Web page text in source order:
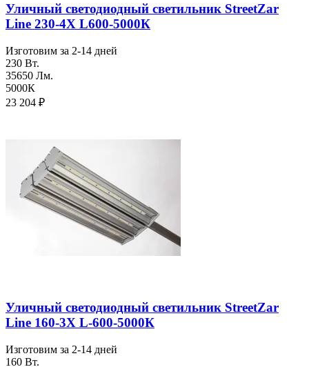
Уличный светодиодный светильник StreetZar
Line 230-4Х L600-5000К
Изготовим за 2-14 дней
230 Вт.
35650 Лм.
5000К
23 204 ₽
Уличный светодиодный светильник StreetZar
Line 160-3Х L-600-5000К
Изготовим за 2-14 дней
160 Вт.